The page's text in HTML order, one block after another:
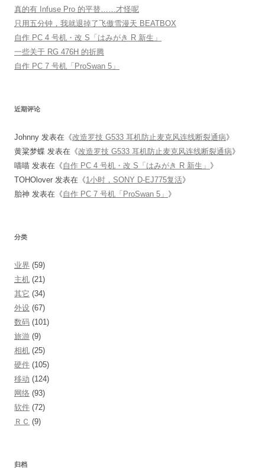
真的有 Infuse Pro 的平替……才怪呢
只用五分钟，我就退掉了飞傲雪漫天 BEATBOX
自作 PC 4 号机・改 S「はみがき R 新生」
一些关于 RG 476H 的折腾
自作 PC 7 号机「ProSwan 5」
近期评论
Johnny 发表在《改造罗技 G533 耳机防止麦克风连线断裂通病》
黄粱梦蝶 发表在《改造罗技 G533 耳机防止麦克风连线断裂通病》
喵喵 发表在《自作 PC 4 号机・改 S「はみがき R 新生」 》
TOHOlover 发表在《1小时，SONY D-EJ775复活》
胎神 发表在《自作 PC 7 号机「ProSwan 5」 》
分类
业界 (59)
主机 (21)
其它 (34)
外设 (67)
数码 (101)
旅游 (9)
相机 (25)
硬件 (105)
移动 (124)
网络 (93)
软件 (72)
ＲＣ (9)
归档